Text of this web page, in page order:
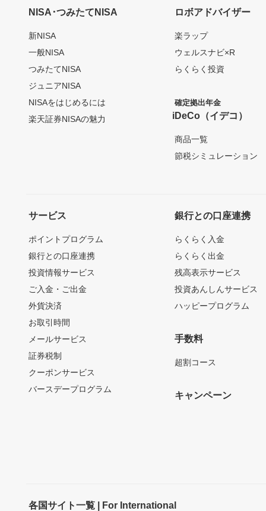
NISA･つみたてNISA
新NISA
一般NISA
つみたてNISA
ジュニアNISA
NISAをはじめるには
楽天証券NISAの魅力
ロボアドバイザー
楽ラップ
ウェルスナビ×R
らくらく投資
確定拠出年金
iDeCo（イデコ）
商品一覧
節税シミュレーション
サービス
ポイントプログラム
銀行との口座連携
投資情報サービス
ご入金・ご出金
外貨決済
お取引時間
メールサービス
証券税制
クーポンサービス
バースデープログラム
銀行との口座連携
らくらく入金
らくらく出金
残高表示サービス
投資あんしんサービス
ハッピープログラム
手数料
超割コース
キャンペーン
各国サイト一覧 | For International